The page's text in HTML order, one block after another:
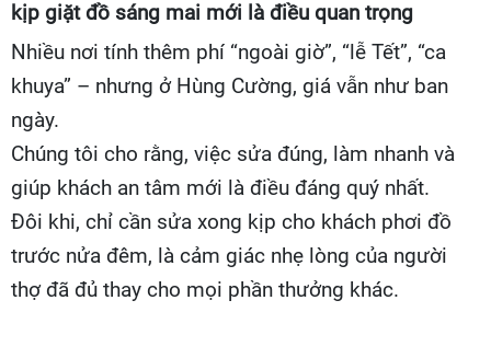
kịp giặt đồ sáng mai mới là điều quan trọng
Nhiều nơi tính thêm phí “ngoài giờ”, “lễ Tết”, “ca
khuya” – nhưng ở Hùng Cường, giá vẫn như ban
ngày.
Chúng tôi cho rằng, việc sửa đúng, làm nhanh và
giúp khách an tâm mới là điều đáng quý nhất.
Đôi khi, chỉ cần sửa xong kịp cho khách phơi đồ
trước nửa đêm, là cảm giác nhẹ lòng của người
thợ đã đủ thay cho mọi phần thưởng khác.